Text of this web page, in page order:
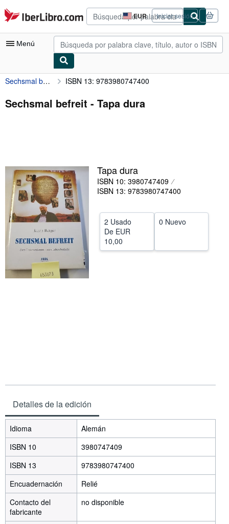
Pasar al contenido principal
IberLibro.com EUR
Preferencias
de
compra
del
Iniciar sesión
Menú
Mi cuenta
Consultar mis pedidos
Arte y coleccionismo
Vendedores
Comenzar a vender
Ayuda
CERRAR
Sechsmal befreit ISBN 13: 9783980747400
Sechsmal befreit - Tapa dura
Tapa dura
ISBN 10: 3980747409
ISBN 13: 9783980747400
2 Usado
De EUR
10,00
0 Nuevo
Detalles de la edición
Idioma
Alemán
ISBN 10
3980747409
ISBN 13
9783980747400
Encuadernación
Relié
Contacto del
fabricante
no disponible